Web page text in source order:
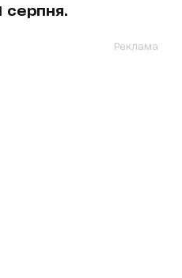
серпня.
Реклама